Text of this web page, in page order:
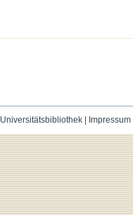
Universitätsbibliothek| Impressum|